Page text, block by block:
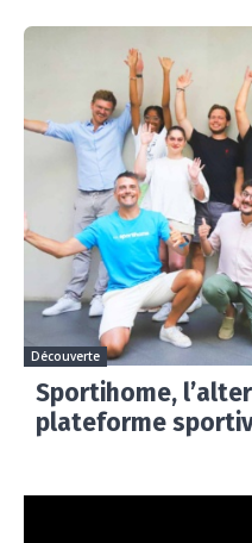
Découverte
Sportihome,
plateforme